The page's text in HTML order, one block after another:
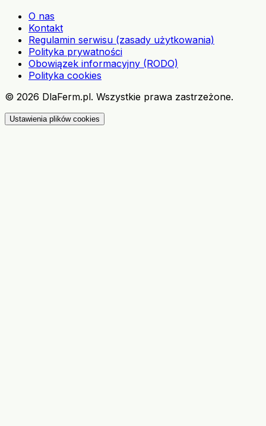
O nas
Kontakt
Regulamin serwisu (zasady użytkowania)
Polityka prywatności
Obowiązek informacyjny (RODO)
Polityka cookies
© 2026 DlaFerm.pl. Wszystkie prawa zastrzeżone.
Ustawienia plików cookies